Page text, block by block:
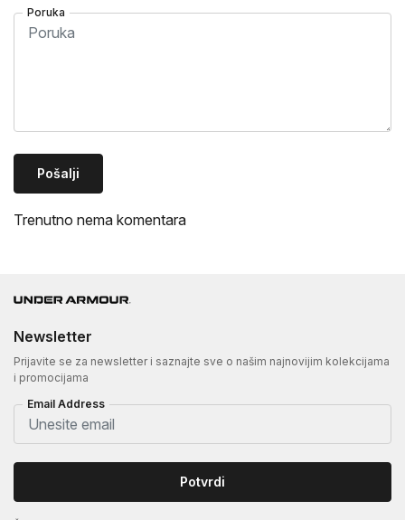
Poruka
Pošalji
Trenutno nema komentara
Newsletter
Prijavite se za newsletter i saznajte sve o našim najnovijim kolekcijama
i promocijama
Email Address
Potvrdi